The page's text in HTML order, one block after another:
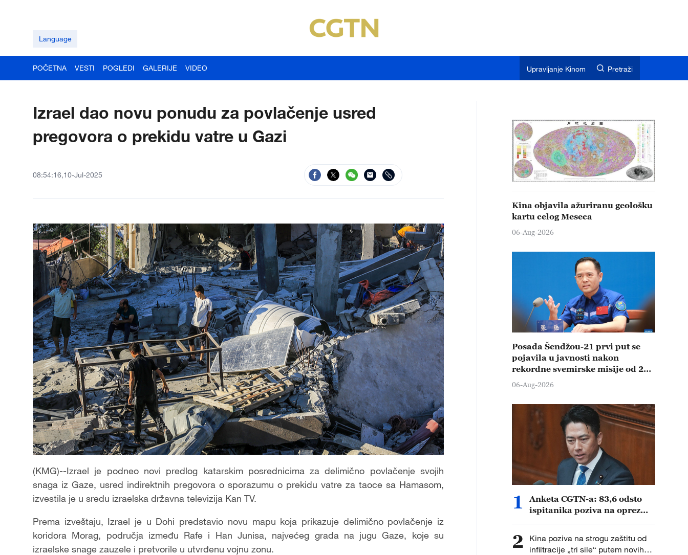
Language
POČETNA VESTI POGLEDI GALERIJE VIDEO Upravljanje Kinom Pretraži
Izrael dao novu ponudu za povlačenje usred
pregovora o prekidu vatre u Gazi
08:54:16,10-Jul-2025
(KMG)--Izrael je podneo novi predlog katarskim posrednicima za delimično povlačenje svojih
snaga iz Gaze, usred indirektnih pregovora o sporazumu o prekidu vatre za taoce sa Hamasom,
izvestila je u sredu izraelska državna televizija Kan TV.
Prema izveštaju, Izrael je u Dohi predstavio novu mapu koja prikazuje delimično povlačenje iz
koridora Morag, područja između Rafe i Han Junisa, najvećeg grada na jugu Gaze, koje su
izraelske snage zauzele i pretvorile u utvrđenu vojnu zonu.
Kina objavila ažuriranu geološku
kartu celog Meseca
06-Aug-2026
Posada Šendžou-21 prvi put se
pojavila u javnosti nakon
rekordne svemirske misije od 210
dana
06-Aug-2026
1
Anketa CGTN-a: 83,6 odsto
ispitanika poziva na oprez
2
Kina poziva na strogu zaštitu od
infiltracije „tri sile“ putem novih